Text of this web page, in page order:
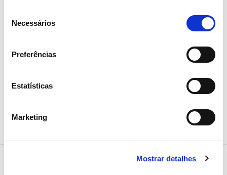
Necessários
Preferências
Estatísticas
Marketing
Mostrar detalhes
da REN
Investidores